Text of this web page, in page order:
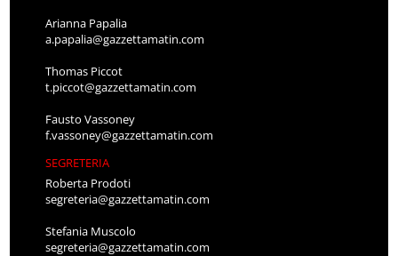
Arianna Papalia
a.papalia@gazzettamatin.com
Thomas Piccot
t.piccot@gazzettamatin.com
Fausto Vassoney
f.vassoney@gazzettamatin.com
SEGRETERIA
Roberta Prodoti
segreteria@gazzettamatin.com
Stefania Muscolo
segreteria@gazzettamatin.com